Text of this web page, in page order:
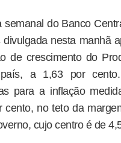
semanal do Banco
divulgada nesta manhã
de crescimento do
a 1,63 por
para a inflação
cento, no teto da
cujo centro é de